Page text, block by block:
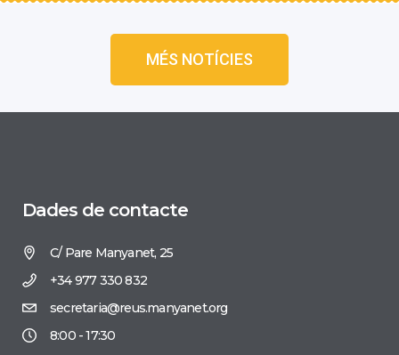
MÉS NOTÍCIES
Dades de contacte
C/ Pare Manyanet, 25
+34 977 330 832
secretaria@reus.manyanet.org
8:00 - 17:30